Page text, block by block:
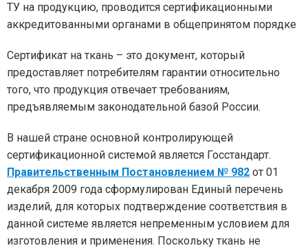
ТУ на продукцию, проводится сертификационными
аккредитованными органами в общепринятом порядке
Сертификат на ткань – это документ, который
предоставляет потребителям гарантии относительно
того, что продукция отвечает требованиям,
предъявляемым законодательной базой России.
В нашей стране основной контролирующей
сертификационной системой является Госстандарт.
Правительственным Постановлением № 982 от 01
декабря 2009 года сформулирован Единый перечень
изделий, для которых подтверждение соответствия в
данной системе является непременным условием для
изготовления и применения. Поскольку ткань не